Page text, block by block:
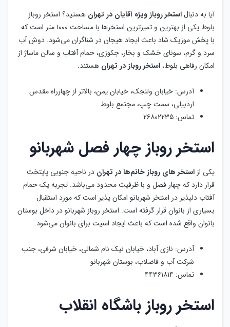
تماس: ۲۶۸۰۲۲۳۵
استخر روباز چهار فصل شهربانو
یکی از استخر های روباز خانم‌ها در تهران
قرار دارد که چهار فصل و با ظرفیت محدود می‌باشد. تجربه یک حمام
آفتاب دلپذیر در استخر شهربانو امکان پذیر است که مورد استقبال
بسیاری از بانوان قرار گرفته است. استخر روباز شهربانو در داخل بوستان
بانوان واقع شده است که باعث ایجاد امنیت برای بانوان می‌شود.
آدرس: نازی آباد، خیابان نیک نام شمالی، خیابان شرفی، جنب
تماس: ۴۴۳۶۱۸۱۴
استخر روباز باشگاه انقلاب
مجموعه فرهنگی ورزشی انقلاب با استخرهای روباز و سر پوشیده تاکنون
توانسته است در لیست
بهترین استخر های روباز در تهرانویژه بانوان
قرار گیرد. از امکانات رفاهی استخر انقلاب می‌توان به جكوزي، سالن
بدنسازي، حمام سنتي، هشتي و تركي ، ماساژ و سوناهاي خشك و بخار
آدرس: خیابان ولیعصر، اتوبان نیایش، حد فاصل بزرگراه‌های